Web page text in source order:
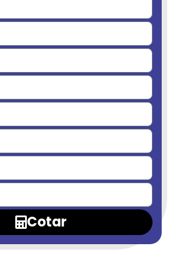
Cotar